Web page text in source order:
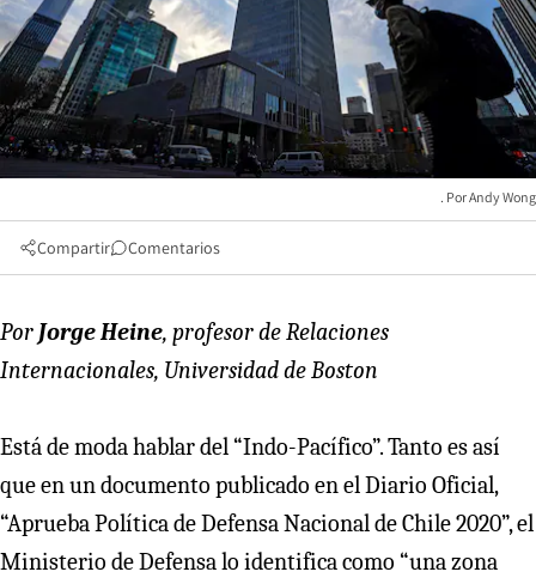
Andy Wong
Compartir Comentarios
Por Jorge Heine, profesor de Relaciones
Internacionales, Universidad de Boston
Está de moda hablar del “Indo-Pacífico”. Tanto es así
que en un documento publicado en el Diario Oficial,
“Aprueba Política de Defensa Nacional de Chile 2020”, el
Ministerio de Defensa lo identifica como “una zona